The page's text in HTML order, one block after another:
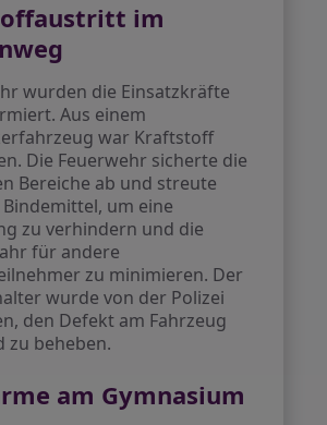
im
wurden die Einsatzkräfte
Aus einem
war Kraftstoff
Die Feuerwehr sicherte die
Bereiche ab und streute
um eine
zu verhindern und die
für andere
zu minimieren. Der
wurde von der Polizei
den Defekt am Fahrzeug
zu beheben.
am Gymnasium